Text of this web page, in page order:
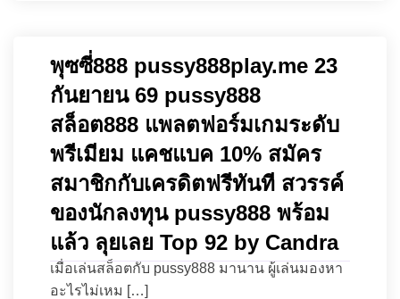
พุซซี่888 pussy888play.me 23
กันยายน 69 pussy888
สล็อต888 แพลตฟอร์มเกมระดับ
พรีเมียม แคชแบค 10% สมัคร
สมาชิกกับเครดิตฟรีทันที สวรรค์
ของนักลงทุน pussy888 พร้อม
แล้ว ลุยเลย Top 92 by Candra
เมื่อเล่นสล็อตกับ pussy888 มานาน ผู้เล่นมองหา
อะไรไม่เหม […]